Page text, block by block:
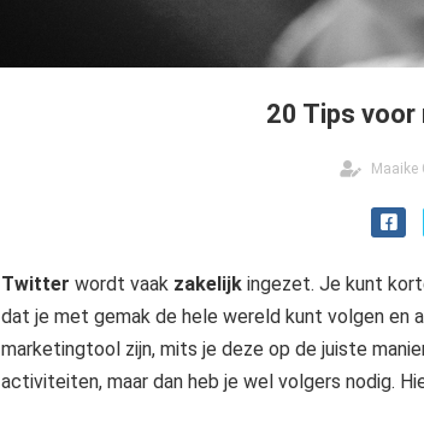
20 Tips
Maaike
Twitter wordt vaak zakelijkingezet. Je kunt
dat je met gemak de hele wereld kunt volgen en
marketingtool zijn, mits je deze op de juiste
activiteiten, maar dan heb je wel volgers nodig.